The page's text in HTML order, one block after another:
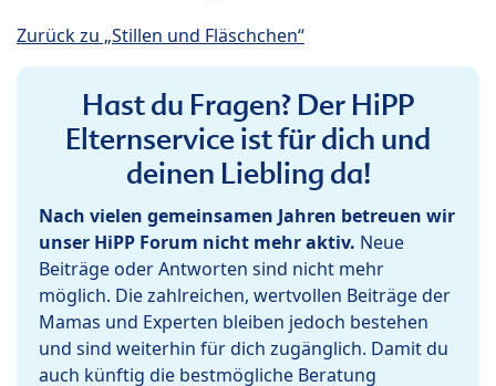
Zurück zu „Stillen und Fläschchen“
Hast du Fragen? Der HiPP
Elternservice ist für dich und
deinen Liebling da!
Nach vielen gemeinsamen Jahren betreuen wir
unser HiPP Forum nicht mehr aktiv. Neue
Beiträge oder Antworten sind nicht mehr
möglich. Die zahlreichen, wertvollen Beiträge der
Mamas und Experten bleiben jedoch bestehen
und sind weiterhin für dich zugänglich. Damit du
auch künftig die bestmögliche Beratung